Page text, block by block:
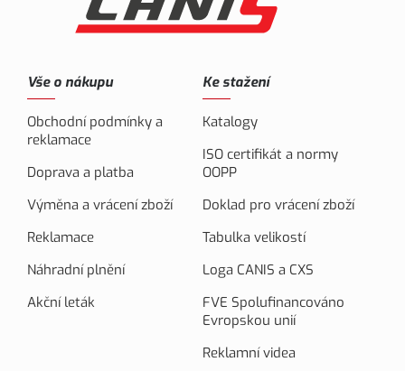
Vše o nákupu
Obchodní podmínky a
reklamace
Doprava a platba
Výměna a vrácení zboží
Reklamace
Náhradní plnění
Akční leták
Ke stažení
Katalogy
ISO certifikát a normy
OOPP
Doklad pro vrácení zboží
Tabulka velikostí
Loga CANIS a CXS
FVE Spolufinancováno
Evropskou unií
Reklamní videa